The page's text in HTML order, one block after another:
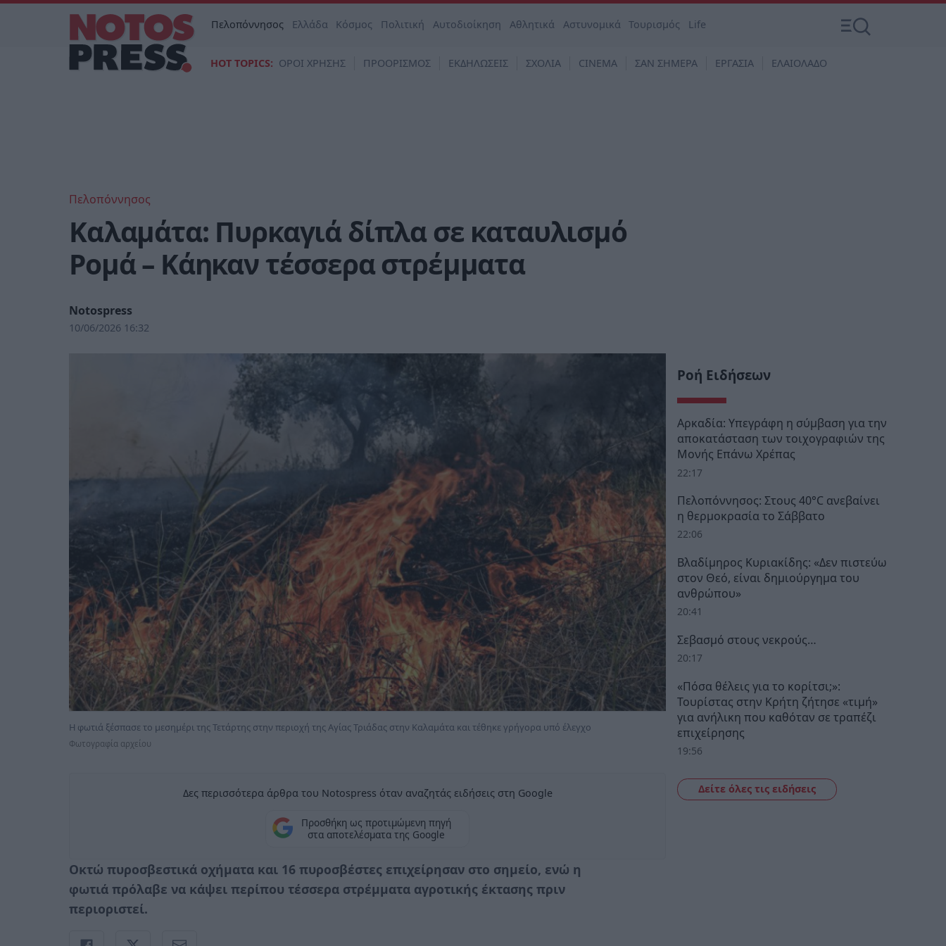
Πελοπόννησος Ελλάδα Κόσμος Πολιτική Αυτοδιοίκηση Αθλητικά Αστυνομικά Τουρισμός Life
HOT TOPICS: ΟΡΟΙ ΧΡΗΣΗΣ ΠΡΟΟΡΙΣΜΟΣ ΕΚΔΗΛΩΣΕΙΣ ΣΧΟΛΙΑ CINEMA ΣΑΝ ΣΗΜΕΡΑ ΕΡΓΑΣΙΑ ΕΛΑΙΟΛΑΔΟ
Πελοπόννησος
Καλαμάτα: Πυρκαγιά δίπλα σε καταυλισμό
Ρομά – Κάηκαν τέσσερα στρέμματα
Notospress
10/06/2026 16:32
Η φωτιά ξέσπασε το μεσημέρι της Τετάρτης στην περιοχή της Αγίας Τριάδας στην Καλαμάτα και τέθηκε γρήγορα υπό έλεγχο
Φωτογραφία αρχείου
Δες περισσότερα άρθρα του Notospress όταν αναζητάς ειδήσεις στη Google
Προσθήκη ως προτιμώμενη πηγή
στα αποτελέσματα της Google
Οκτώ πυροσβεστικά οχήματα και 16 πυροσβέστες επιχείρησαν στο σημείο, ενώ η
φωτιά πρόλαβε να κάψει περίπου τέσσερα στρέμματα αγροτικής έκτασης πριν
περιοριστεί.
Ροή Ειδήσεων
Αρκαδία: Υπεγράφη η σύμβαση για την
αποκατάσταση των τοιχογραφιών της
Μονής Επάνω Χρέπας
22:17
Πελοπόννησος: Στους 40°C ανεβαίνει
η θερμοκρασία το Σάββατο
22:06
Βλαδίμηρος Κυριακίδης: «Δεν πιστεύω
στον Θεό, είναι δημιούργημα του
ανθρώπου»
20:41
Σεβασμό στους νεκρούς…
20:17
«Πόσα θέλεις για το κορίτσι;»:
Τουρίστας στην Κρήτη ζήτησε «τιμή»
για ανήλικη που καθόταν σε τραπέζι
επιχείρησης
19:56
Δείτε όλες τις ειδήσεις